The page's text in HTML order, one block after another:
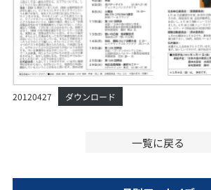
20120427 ダウンロード
一覧に戻る